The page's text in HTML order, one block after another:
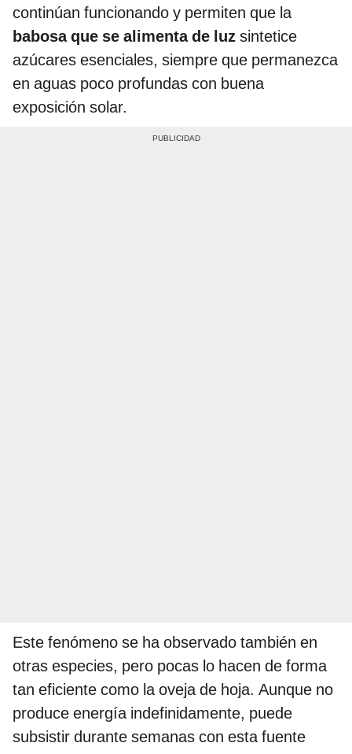
continúan funcionando y permiten que la
babosa que se alimenta de luz sintetice
azúcares esenciales, siempre que permanezca
en aguas poco profundas con buena
exposición solar.
Este fenómeno se ha observado también en
otras especies, pero pocas lo hacen de forma
tan eficiente como la oveja de hoja. Aunque no
produce energía indefinidamente, puede
subsistir durante semanas con esta fuente